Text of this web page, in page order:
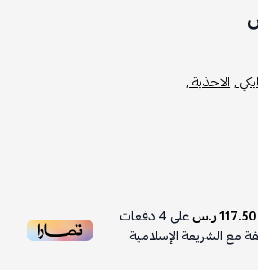
,الاحذية ,
117.50 ر.س على4دفعات
مع الشريعة الإسلامية